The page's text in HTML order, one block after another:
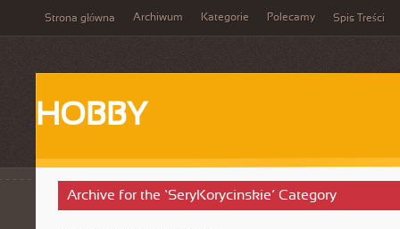
Strona główna Archiwum Kategorie Polecamy Spis Treści
HOBBY
Archive for the ‘SeryKorycinskie’ Category